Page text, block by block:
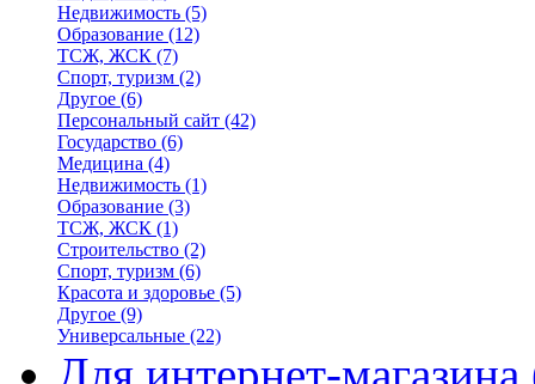
Недвижимость (5)
Образование (12)
ТСЖ, ЖСК (7)
Спорт, туризм (2)
Другое (6)
Персональный сайт (42)
Государство (6)
Медицина (4)
Недвижимость (1)
Образование (3)
ТСЖ, ЖСК (1)
Строительство (2)
Спорт, туризм (6)
Красота и здоровье (5)
Другое (9)
Универсальные (22)